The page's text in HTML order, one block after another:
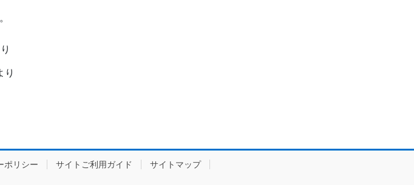
り
ポリシー サイトご利用ガイド サイトマップ